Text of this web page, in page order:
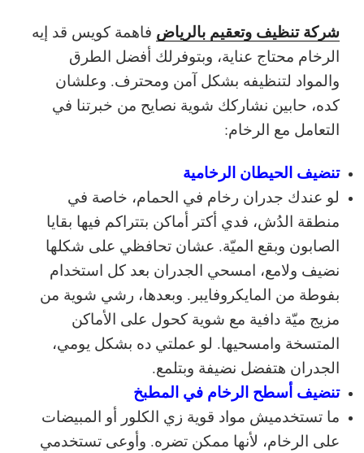
شركة تنظيف وتعقيم بالرياض فاهمة كويس قد إيه
الرخام محتاج عناية، وبتوفرلك أفضل الطرق
والمواد لتنظيفه بشكل آمن ومحترف. وعلشان
كده، حابين نشاركك شوية نصايح من خبرتنا في
التعامل مع الرخام:
تنضيف الحيطان الرخامية
لو عندك جدران رخام في الحمام، خاصة في
منطقة الدُش، فدي أكتر أماكن بتتراكم فيها بقايا
الصابون وبقع الميّة. عشان تحافظي على شكلها
نضيف ولامع، امسحي الجدران بعد كل استخدام
بفوطة من المايكروفايبر. وبعدها، رشي شوية من
مزيج ميّة دافية مع شوية كحول على الأماكن
المتسخة وامسحيها. لو عملتي ده بشكل يومي،
الجدران هتفضل نضيفة وبتلمع.
تنضيف أسطح الرخام في المطبخ
ما تستخدميش مواد قوية زي الكلور أو المبيضات
على الرخام، لأنها ممكن تضره. وأوعى تستخدمي